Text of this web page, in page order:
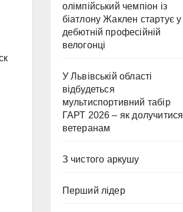
олімпійський чемпіон із
біатлону Жаклен стартує у
дебютній професійній
велогонці
У Львівській області
відбудеться
мультиспортивний табір
ГАРТ 2026 – як долучитися
ветеранам
З чистого аркушу
Перший лідер